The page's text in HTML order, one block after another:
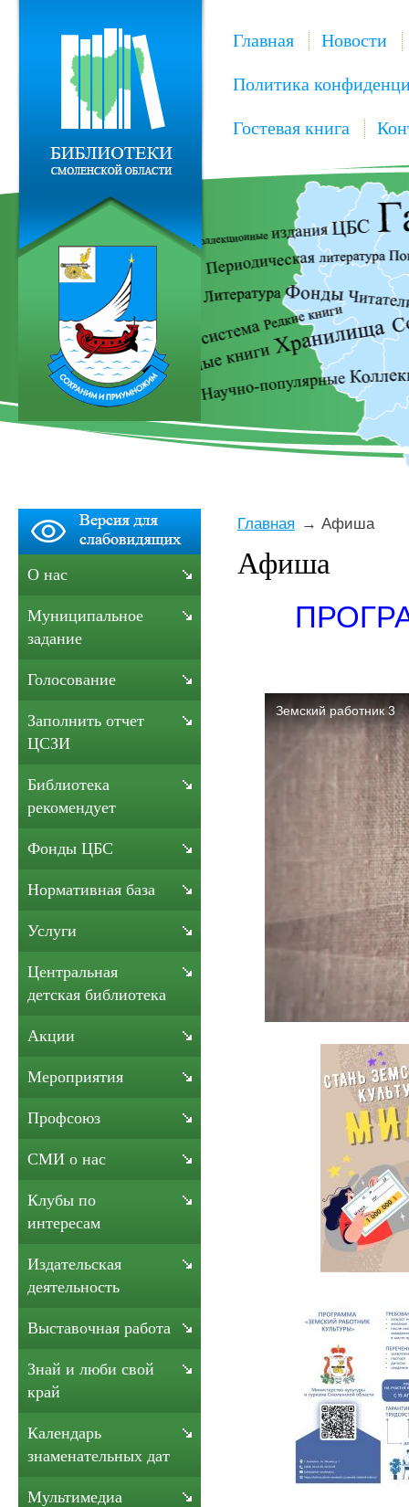
Главная Новости
Политика
Гостевая книга
Главная Афиша
Афиша
О нас
Муниципальное
задание
Голосование
Заполнить отчет
ЦСЗИ
Библиотека
рекомендует
Фонды ЦБС
Нормативная база
Услуги
Центральная
детская библиотека
Акции
Мероприятия
Профсоюз
СМИ о нас
Клубы по
интересам
Издательская
деятельность
Выставочная работа
Знай и люби свой
край
Календарь
знаменательных дат
Мультимедиа